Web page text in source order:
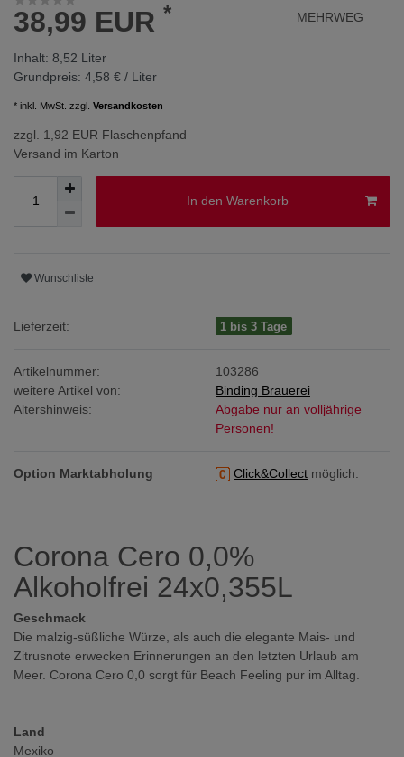
38,99 EUR *
Inhalt: 8,52 Liter
Grundpreis: 4,58 € / Liter
MEHRWEG
* inkl. MwSt. zzgl. Versandkosten
zzgl. 1,92 EUR Flaschenpfand
Versand im Karton
In den Warenkorb
Wunschliste
Lieferzeit: 1 bis 3 Tage
Artikelnummer:
103286
weitere Artikel von:
Binding Brauerei
Altershinweis:
Abgabe nur an volljährige
Personen!
Option Marktabholung Click&Collect möglich.
Corona Cero 0,0%
Alkoholfrei 24x0,355L
Geschmack
Die malzig-süßliche Würze, als auch die elegante Mais- und
Zitrusnote erwecken Erinnerungen an den letzten Urlaub am
Meer. Corona Cero 0,0 sorgt für Beach Feeling pur im Alltag.
Land
Mexiko